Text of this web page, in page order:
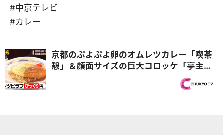
#中京テレビ
#カレー
京都のぷよぷよ卵のオムレツカレー「喫茶
憩」＆顔面サイズの巨大コロッケ「亭主関